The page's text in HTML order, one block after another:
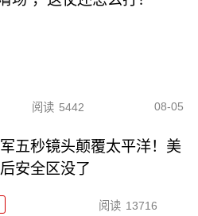
阅读 5442 08-05
五秒镜头颠覆太平洋！美
安全区没了
阅读 13716